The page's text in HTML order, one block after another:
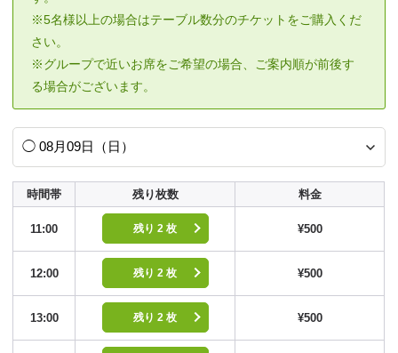
※5名様以上の場合はテーブル数分のチケットをご購入くだ
さい。
※グループで近いお席をご希望の場合、ご案内順が前後す
る場合がございます。
時間帯 残り枚数 料金
11:00 残り 2 枚 ¥500
12:00 残り 2 枚 ¥500
13:00 残り 2 枚 ¥500